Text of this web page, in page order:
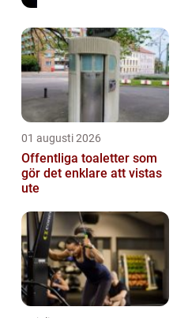
01 augusti 2026
Offentliga toaletter som
gör det enklare att vistas
ute